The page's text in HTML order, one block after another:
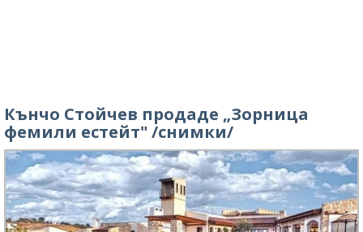
Кънчо Стойчев продаде „Зорница
фемили естейт" /снимки/